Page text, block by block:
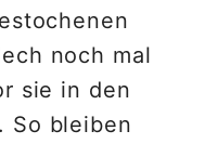
noch mal
sie in den
So bleiben